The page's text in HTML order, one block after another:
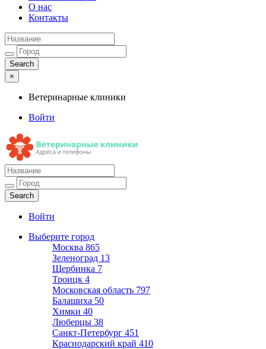
О нас
Контакты
×
Ветеринарные клиники
Войти
Ветеринарные клиники
Адреса и телефоны
Войти
Выберите город
Москва 865
Зеленоград 13
Щербинка 7
Троицк 4
Московская область 797
Балашиха 50
Химки 40
Люберцы 38
Санкт-Петербург 451
Краснодарский край 410